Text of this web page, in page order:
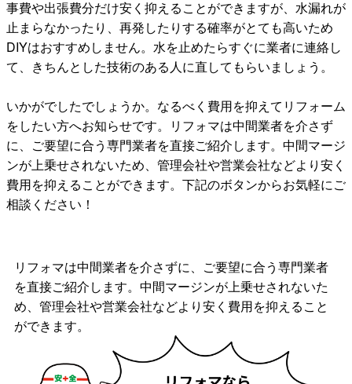
事費や出張費分だけ安く抑えることができますが、水漏れが
止まらなかったり、再発したりする確率がとても高いため
DIYはおすすめしません。水を止めたらすぐに業者に連絡し
て、きちんとした技術のある人に直してもらいましょう。
いかがでしたでしょうか。なるべく費用を抑えてリフォーム
をしたい方へお知らせです。リフォマは中間業者を介さず
に、ご要望に合う専門業者を直接ご紹介します。中間マージ
ンが上乗せされないため、管理会社や営業会社などより安く
費用を抑えることができます。下記のボタンからお気軽にご
相談ください！
リフォマは中間業者を介さずに、ご要望に合う専門業者
を直接ご紹介します。中間マージンが上乗せされないた
め、管理会社や営業会社などより安く費用を抑えること
ができます。